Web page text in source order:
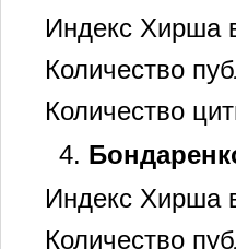
Индекс Хирша
Количество
Количество
Индекс Хирша
Количество